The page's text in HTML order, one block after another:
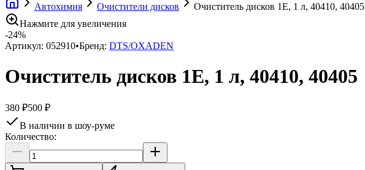
Автохимия Очистители дисков
Очиститель дисков 1E, 1 л, 40410, 40405
Нажмите для увеличения
-24%
Артикул: 052910•Бренд: DTS/OXADEN
Очиститель дисков 1E, 1 л, 40410, 40405
380 ₽500 ₽
В наличии в шоу-руме
Количество: